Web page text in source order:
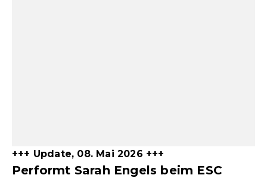
+++ Update, 08. Mai 2026 +++
Performt Sarah Engels beim ESC